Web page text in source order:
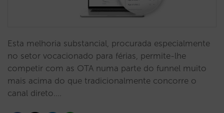
Esta melhoria substancial, procurada especialmente
no setor vocacionado para férias, permite-lhe
competir com as OTA numa parte do funnel muito
mais acima do que tradicionalmente concorre o
canal direto.…